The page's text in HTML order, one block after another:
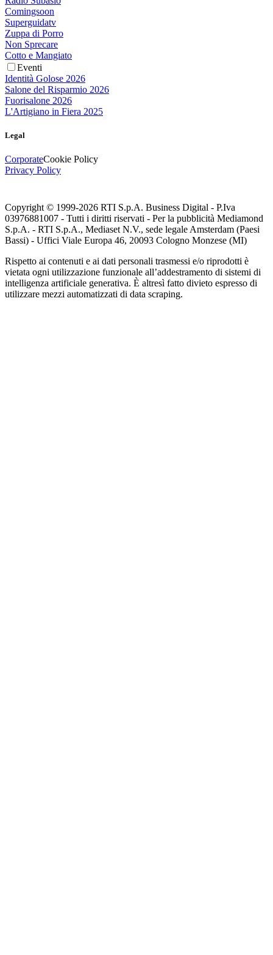
Comingsoon
Superguidatv
Zuppa di Porro
Non Sprecare
Cotto e Mangiato
Eventi
Identità Golose 2026
Salone del Risparmio 2026
Fuorisalone 2026
L'Artigiano in Fiera 2025
Legal
CorporateCookie Policy
Privacy Policy
Copyright © 1999-2026 RTI S.p.A. Business Digital - P.Iva
03976881007 - Tutti i diritti riservati - Per la pubblicità Mediamond
S.p.A. - RTI S.p.A., Mediaset N.V., sede legale Amsterdam (Paesi
Bassi) - Uffici Viale Europa 46, 20093 Cologno Monzese (MI)
Rispetto ai contenuti e ai dati personali trasmessi e/o riprodotti è
vietata ogni utilizzazione funzionale all’addestramento di sistemi di
intelligenza artificiale generativa. È altresì fatto divieto espresso di
utilizzare mezzi automatizzati di data scraping.